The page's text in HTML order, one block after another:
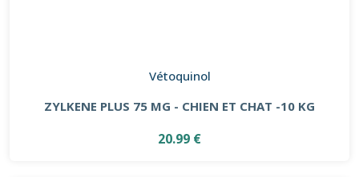
Vétoquinol
ZYLKENE PLUS 75 MG - CHIEN ET CHAT -10 KG
20.99 €